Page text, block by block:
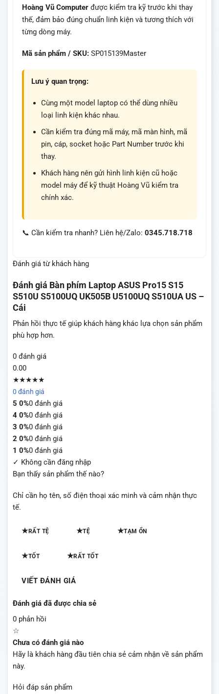
Hoàng Vũ Computer được kiểm tra kỹ trước khi thay
thế, đảm bảo đúng chuẩn linh kiện và tương thích với
từng dòng máy.
Mã sản phẩm / SKU: SP015139Master
Lưu ý quan trọng:
Cùng một model laptop có thể dùng nhiều
loại linh kiện khác nhau.
Cần kiểm tra đúng mã máy, mã màn hình, mã
pin, cáp, socket hoặc Part Number trước khi
thay.
Khách hàng nên gửi hình linh kiện cũ hoặc
model máy để kỹ thuật Hoàng Vũ kiểm tra
chính xác.
📞 Cần kiểm tra nhanh? Liên hệ/Zalo: 0345.718.718
Đánh giá từ khách hàng
Đánh giá Bàn phím Laptop ASUS Pro15 S15
S510U S5100UQ UK505B U5100UQ S510UA US –
Cái
Phản hồi thực tế giúp khách hàng khác lựa chọn sản phẩm
phù hợp hơn.
0 đánh giá
0.00
★★★★★
0 đánh giá
5 0%0 đánh giá
4 0%0 đánh giá
3 0%0 đánh giá
2 0%0 đánh giá
1 0%0 đánh giá
✓ Không cần đăng nhập
Bạn thấy sản phẩm thế nào?
Chỉ cần họ tên, số điện thoại xác minh và cảm nhận thực
tế.
★RẤT TỆ ★TỆ ★TẠM ỔN
★TỐT ★RẤT TỐT
VIẾT ĐÁNH GIÁ
Đánh giá đã được chia sẻ
0 phản hồi
☆
Chưa có đánh giá nào
Hãy là khách hàng đầu tiên chia sẻ cảm nhận về sản phẩm
này.
Hỏi đáp sản phẩm